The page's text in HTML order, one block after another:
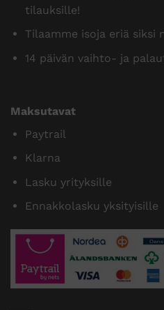
tilauksille!
Tilaamme isoja eriä siksi
14 päivän vaihto- ja
Maksutavat
Paytrail
Klarna
Lasku yrityksille
Ennakkolasku yksityisille